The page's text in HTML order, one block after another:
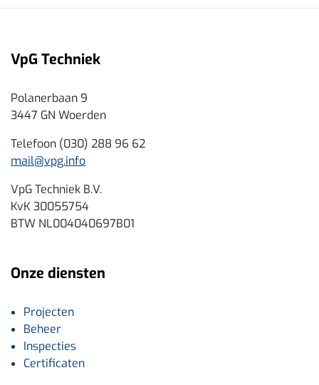
VpG Techniek
Polanerbaan 9
3447 GN Woerden
Telefoon (030) 288 96 62
mail@vpg.info
VpG Techniek B.V.
KvK 30055754
BTW NL004040697B01
Onze diensten
Projecten
Beheer
Inspecties
Certificaten